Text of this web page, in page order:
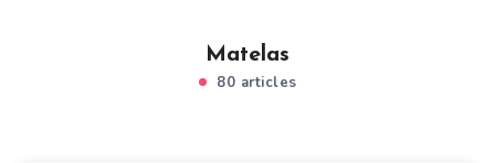
Matelas
80 articles